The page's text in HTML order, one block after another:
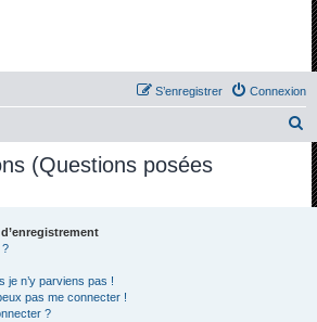
Connexion
S’enregistrer
(Questions posées
?
je n’y parviens pas !
pas me connecter !
?